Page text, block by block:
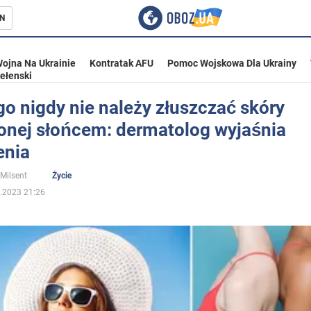
Ukrainie
Na Ukrainie Kontratak AFU Pomoc Wojskowa Dla Ukrainy
nigdy nie należy złuszczać skóry
słońcem: dermatolog wyjaśnia
Życie
21:26